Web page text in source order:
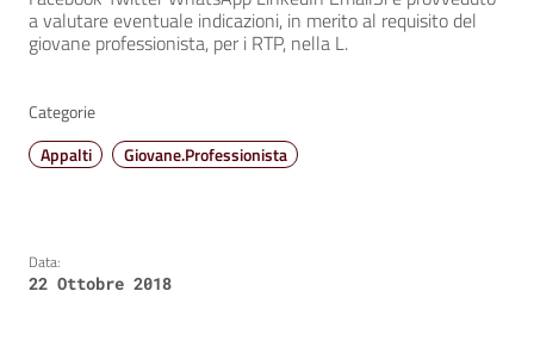
a valutare eventuale indicazioni, in merito al requisito del
giovane professionista, per i RTP, nella L.
Categorie
Appalti
Giovane.Professionista
Data:
22 Ottobre 2018